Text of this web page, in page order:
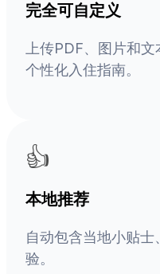
完全可自定义
上传PDF、图片和
个性化入住指南。
👍
本地推荐
自动包含当地小贴
验。